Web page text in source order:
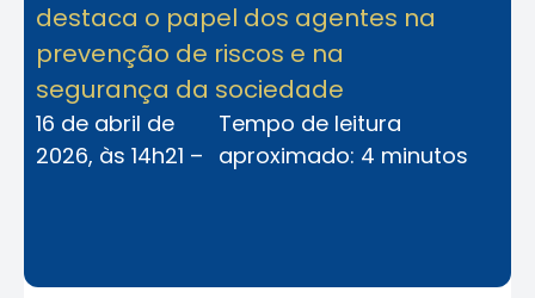
destaca o papel dos agentes na
prevenção de riscos e na
segurança da sociedade
16 de abril de
2026, às 14h21 –
Tempo de leitura
aproximado: 4 minutos